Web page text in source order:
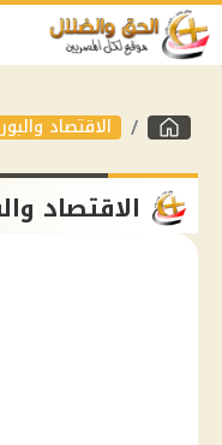
الاقتصاد
الاقتصاد